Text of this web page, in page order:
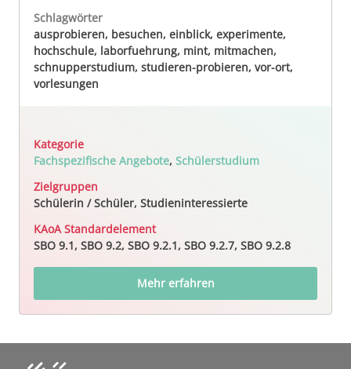
Schlagwörter
ausprobieren, besuchen, einblick, experimente,
hochschule, laborfuehrung, mint, mitmachen,
schnupperstudium, studieren-probieren, vor-ort,
vorlesungen
Kategorie
Fachspezifische Angebote, Schülerstudium
Zielgruppen
Schülerin / Schüler, Studieninteressierte
KAoA Standardelement
SBO 9.1, SBO 9.2, SBO 9.2.1, SBO 9.2.7, SBO 9.2.8
Mehr erfahren